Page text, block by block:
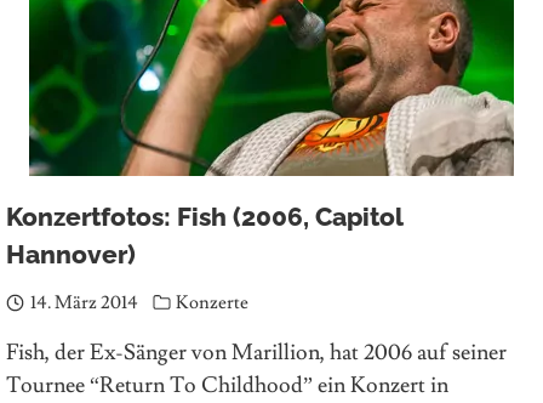
Konzertfotos: Fish (2006, Capitol
Hannover)
14. März 2014 Konzerte
Fish, der Ex-Sänger von Marillion, hat 2006 auf seiner
Tournee “Return To Childhood” ein Konzert in